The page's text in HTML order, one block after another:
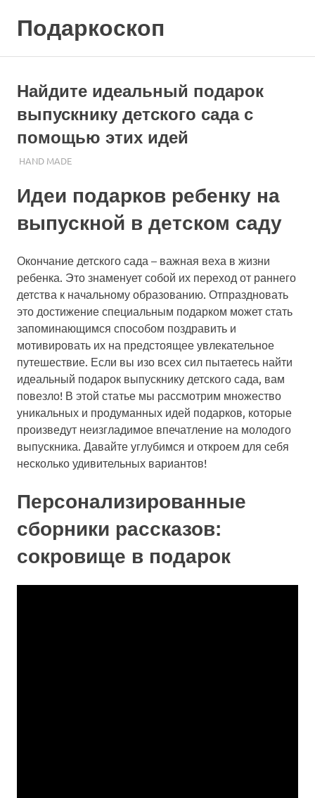
Подаркоскоп
подарить
Найдите идеальный подарок
выпускнику детского сада с
помощью этих идей
27.10.2023
ПОДАРЧЕК
HAND MADE
Идеи подарков ребенку на
выпускной в детском саду
Окончание детского сада – важная веха в жизни
ребенка. Это знаменует собой их переход от раннего
детства к начальному образованию. Отпраздновать
это достижение специальным подарком может стать
запоминающимся способом поздравить и
мотивировать их на предстоящее увлекательное
путешествие. Если вы изо всех сил пытаетесь найти
идеальный подарок выпускнику детского сада, вам
повезло! В этой статье мы рассмотрим множество
уникальных и продуманных идей подарков, которые
произведут неизгладимое впечатление на молодого
выпускника. Давайте углубимся и откроем для себя
несколько удивительных вариантов!
Персонализированные
сборники рассказов:
сокровище в подарок